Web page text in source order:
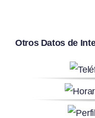
Otros Datos de